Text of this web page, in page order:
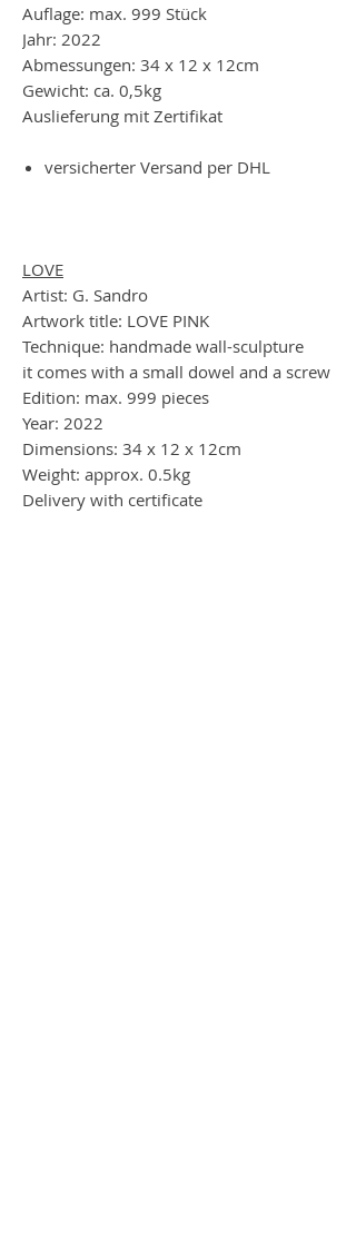
Auflage: max. 999 Stück
Jahr: 2022
Abmessungen: 34 x 12 x 12cm
Gewicht: ca. 0,5kg
Auslieferung mit Zertifikat
versicherter Versand per DHL
LOVE
Artist: G. Sandro
Artwork title: LOVE PINK
Technique: handmade wall-sculpture
it comes with a small dowel and a screw
Edition: max. 999 pieces
Year: 2022
Dimensions: 34 x 12 x 12cm
Weight: approx. 0.5kg
Delivery with certificate